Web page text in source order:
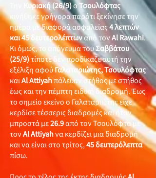
Κυριακή (26/9)οΤσουλόφτας
κινήθηκε γρήγορα παρότι ξεκίνησε την
ημέρα με διαφορά ασφαλείας4 λεπτών
και 45 δευτερολέπτωναπό τονAl Rawahi.
Κι όμως, το απόγευμα τουΣαββάτου
(25/9)τίποτε δεν προδίκαζε αυτή την
εξέλιξη αφούΓαλαταριώτης, Τσουλόφτας
καιAl Attiyahπάλευαν στήθος με στήθος
έως και την πέμπτη ειδική διαδρομή. Έως
το σημείο εκείνο ο Γαλαταριώτης είχε
κερδίσε τέσσερις διαδρομές και ήταν
μπροστά με26.9από τον Τσουλόφτα με
τονAl Attiyahνα κερδίζει μια διαδρομή
και να είναι στο τρίτος,45δευτερόλεπτα
πίσω.